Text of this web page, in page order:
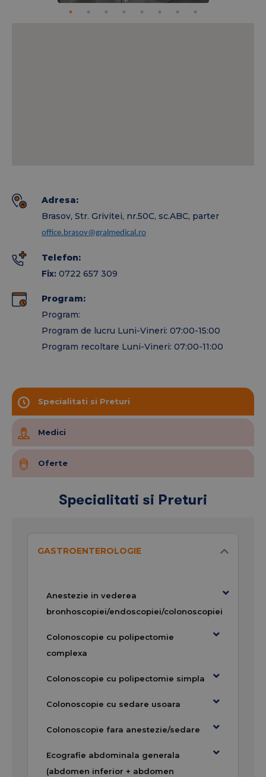
încredere, alături de specialiștii MC GRAL Brașov!
Adresa:
Brasov, Str. Grivitei, nr.50C, sc.ABC, parter
office.brasov@gralmedical.ro
Telefon:
Fix: 0722 657 309
Program:
Program:
Program de lucru Luni-Vineri: 07:00-15:00
Program recoltare Luni-Vineri: 07:00-11:00
Specialitati si Preturi
Medici
Oferte
Specialitati si Preturi
GASTROENTEROLOGIE
Anestezie in vederea
bronhoscopiei/endoscopiei/colonoscopiei
Colonoscopie cu polipectomie
complexa
Colonoscopie cu polipectomie simpla
Colonoscopie cu sedare usoara
Colonoscopie fara anestezie/sedare
Ecografie abdominala generala
(abdomen inferior + abdomen